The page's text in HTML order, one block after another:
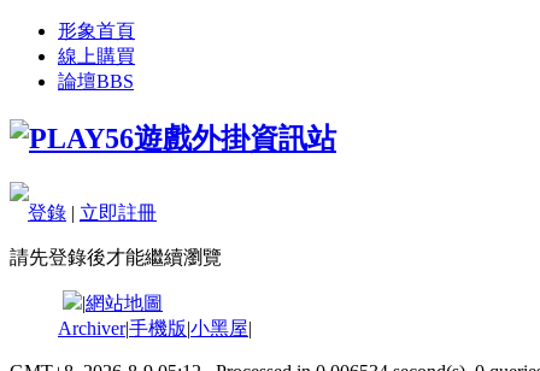
形象首頁
線上購買
論壇BBS
登錄 | 立即註冊
請先登錄後才能繼續瀏覽
|網站地圖
Archiver|手機版|小黑屋|